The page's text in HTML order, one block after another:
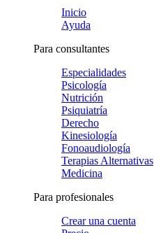
Inicio
Ayuda
Para consultantes
Especialidades
Psicología
Nutrición
Psiquiatría
Derecho
Kinesiología
Fonoaudiología
Terapias Alternativas
Medicina
Para profesionales
Crear una cuenta